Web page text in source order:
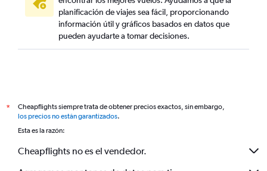
planificación de viajes sea fácil, proporcionando
información útil y gráficos basados en datos que
pueden ayudarte a tomar decisiones.
*
Cheapflights siempre trata de obtener precios exactos, sin embargo,
los precios no están garantizados.
Esta es la razón:
Cheapflights no es el vendedor.